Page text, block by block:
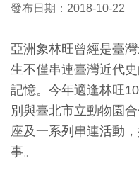
臺
參
觀
資
訊
發布日期：2018-10-22
亞洲象林旺曾經是臺
生不僅串連臺灣近代
記憶。今年適逢林旺
別與臺北市立動物園
座及一系列串連活動
事。